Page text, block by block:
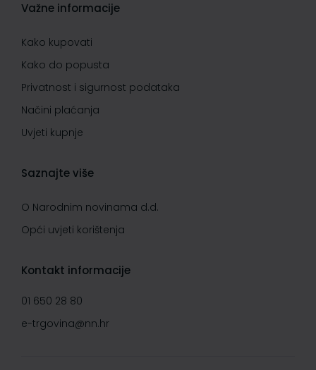
Važne informacije
Kako kupovati
Kako do popusta
Privatnost i sigurnost podataka
Načini plaćanja
Uvjeti kupnje
Saznajte više
O Narodnim novinama d.d.
Opći uvjeti korištenja
Kontakt informacije
01 650 28 80
e-trgovina@nn.hr